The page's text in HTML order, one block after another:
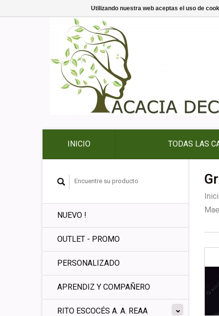
INICIO TODAS LAS
NUEVO !
OUTLET - PROMO
PERSONALIZADO
APRENDIZ Y COMPAÑERO
RITO ESCOCÉS A. A. REAA
Utilizando nuestra web aceptas el uso de